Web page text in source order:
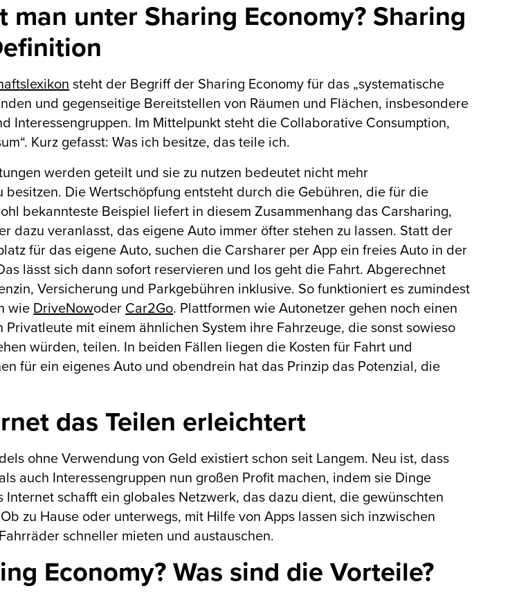
man unter Sharing Economy? Sharing
steht der Begriff der Sharing Economy für das „systematische
und gegenseitige Bereitstellen von Räumen und Flächen, insbesondere
Interessengruppen. Im Mittelpunkt steht die Collaborative Consumption,
Kurz gefasst: Was ich besitze, das teile ich.
werden geteilt und sie zu nutzen bedeutet nicht mehr
besitzen. Die Wertschöpfung entsteht durch die Gebühren, die für die
bekannteste Beispiel liefert in diesem Zusammenhang das Carsharing,
dazu veranlasst, das eigene Auto immer öfter stehen zu lassen. Statt der
für das eigene Auto, suchen die Carsharer per App ein freies Auto in der
lässt sich dann sofort reservieren und los geht die Fahrt. Abgerechnet
Versicherung und Parkgebühren inklusive. So funktioniert es zumindest
wie DriveNowoder Car2Go. Plattformen wie Autonetzer gehen noch einen
mit einem ähnlichen System ihre Fahrzeuge, die sonst sowieso
würden, teilen. In beiden Fällen liegen die Kosten für Fahrt und
für ein eigenes Auto und obendrein hat das Prinzip das Potenzial, die
das Teilen erleichtert
ohne Verwendung von Geld existiert schon seit Langem. Neu ist, dass
auch Interessengruppen nun großen Profit machen, indem sie Dinge
Internet schafft ein globales Netzwerk, das dazu dient, die gewünschten
zu Hause oder unterwegs, mit Hilfe von Apps lassen sich inzwischen
schneller mieten und austauschen.
Economy? Was sind die Vorteile?